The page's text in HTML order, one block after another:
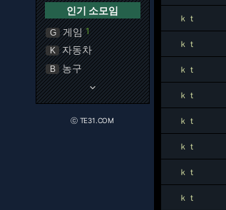
인기 소모임
G 게임 1
K 자동차
B 농구
keyboard_arrow_down
ⓒ TE31.COM
ｋｔ
ｋｔ
ｋｔ
ｋｔ
ｋｔ
ｋｔ
ｋｔ
ｋｔ